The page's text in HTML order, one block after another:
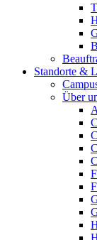
Standorte &
Über